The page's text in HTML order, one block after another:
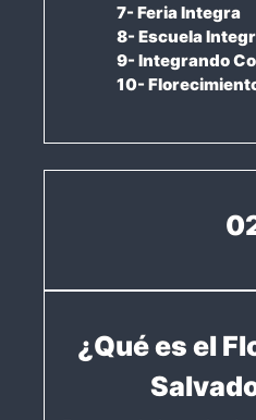
7- Feria Integra
8- Escuela
9- Integrando
10-
¿Qué es el